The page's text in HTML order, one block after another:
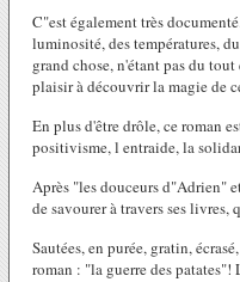
C"est également très
luminosité, des températures,
grand chose, n'étant pas du
plaisir à découvrir la magie de
En plus d'être drôle, ce roman
positivisme, l entraide, la
Après "les douceurs d"Adrien"
de savourer à travers ses
Sautées, en purée, gratin,
roman : "la guerre des